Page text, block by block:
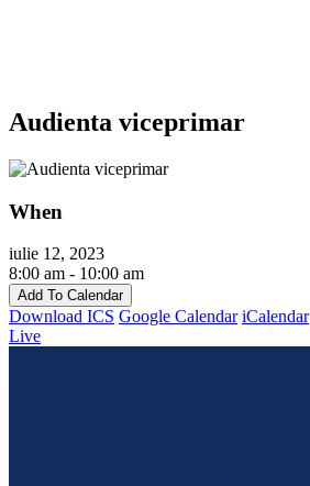
Audienta viceprimar
When
iulie 12, 2023
8:00 am - 10:00 am
Add To Calendar
Download ICS Google Calendar iCalendar
Live